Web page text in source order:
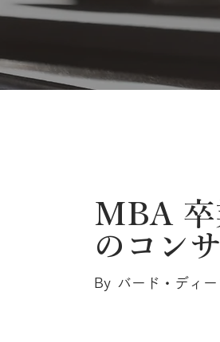
MBA 卒
のコン
By バード・ディー